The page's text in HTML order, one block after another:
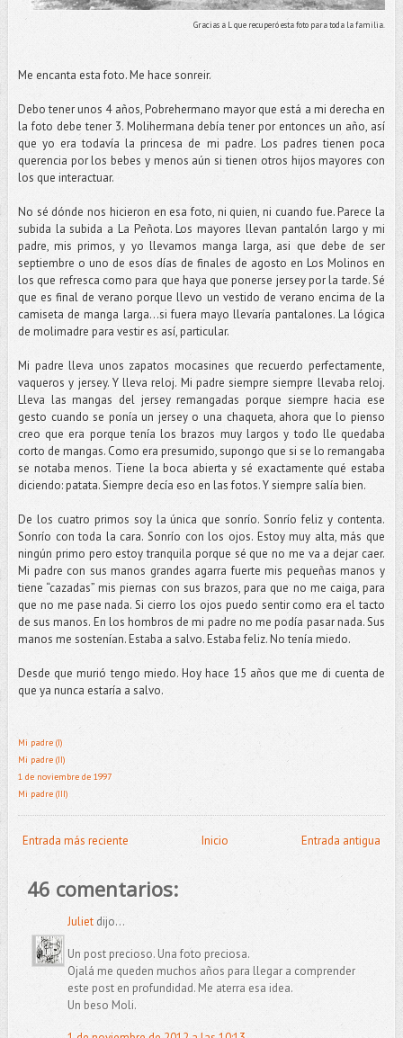
Gracias a L que recuperó esta foto para toda la familia.
Me encanta esta foto. Me hace sonreir.
Debo tener unos 4 años, Pobrehermano mayor que está a mi derecha en
la foto debe tener 3. Molihermana debía tener por entonces un año, así
que yo era todavía la princesa de mi padre. Los padres tienen poca
querencia por los bebes y menos aún si tienen otros hijos mayores con
los que interactuar.
No sé dónde nos hicieron en esa foto, ni quien, ni cuando fue. Parece la
subida la subida a La Peñota. Los mayores llevan pantalón largo y mi
padre, mis primos, y yo llevamos manga larga, asi que debe de ser
septiembre o uno de esos días de finales de agosto en Los Molinos en
los que refresca como para que haya que ponerse jersey por la tarde. Sé
que es final de verano porque llevo un vestido de verano encima de la
camiseta de manga larga…si fuera mayo llevaría pantalones. La lógica
de molimadre para vestir es así, particular.
Mi padre lleva unos zapatos mocasines que recuerdo perfectamente,
vaqueros y jersey. Y lleva reloj. Mi padre siempre siempre llevaba reloj.
Lleva las mangas del jersey remangadas porque siempre hacia ese
gesto cuando se ponía un jersey o una chaqueta, ahora que lo pienso
creo que era porque tenía los brazos muy largos y todo lle quedaba
corto de mangas. Como era presumido, supongo que si se lo remangaba
se notaba menos. Tiene la boca abierta y sé exactamente qué estaba
diciendo: patata. Siempre decía eso en las fotos. Y siempre salía bien.
De los cuatro primos soy la única que sonrío. Sonrío feliz y contenta.
Sonrío con toda la cara. Sonrío con los ojos. Estoy muy alta, más que
ningún primo pero estoy tranquila porque sé que no me va a dejar caer.
Mi padre con sus manos grandes agarra fuerte mis pequeñas manos y
tiene “cazadas” mis piernas con sus brazos, para que no me caiga, para
que no me pase nada. Si cierro los ojos puedo sentir como era el tacto
de sus manos. En los hombros de mi padre no me podía pasar nada. Sus
manos me sostenían. Estaba a salvo. Estaba feliz. No tenía miedo.
Desde que murió tengo miedo. Hoy hace 15 años que me di cuenta de
que ya nunca estaría a salvo.
Mi padre (I)
Mi padre (II)
1 de noviembre de 1997
Mi padre (III)
Entrada más reciente Entrada antigua
Inicio
46 comentarios:
Julietdijo...
Un post precioso. Una foto preciosa.
Ojalá me queden muchos años para llegar a comprender
este post en profundidad. Me aterra esa idea.
Un beso Moli.